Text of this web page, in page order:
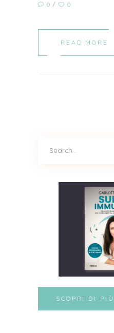
0 0
READ MORE
for:
SCOPRI DI PIÙ